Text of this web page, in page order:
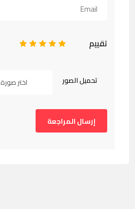
تقييم 5
4
3
2
تحميل الصور اختر صورة